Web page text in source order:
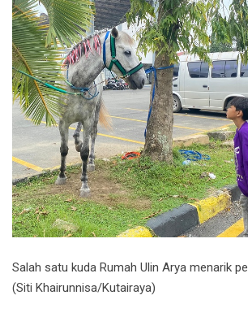
Salah satu kuda Rumah Ulin Arya menarik
(Siti Khairunnisa/Kutairaya)